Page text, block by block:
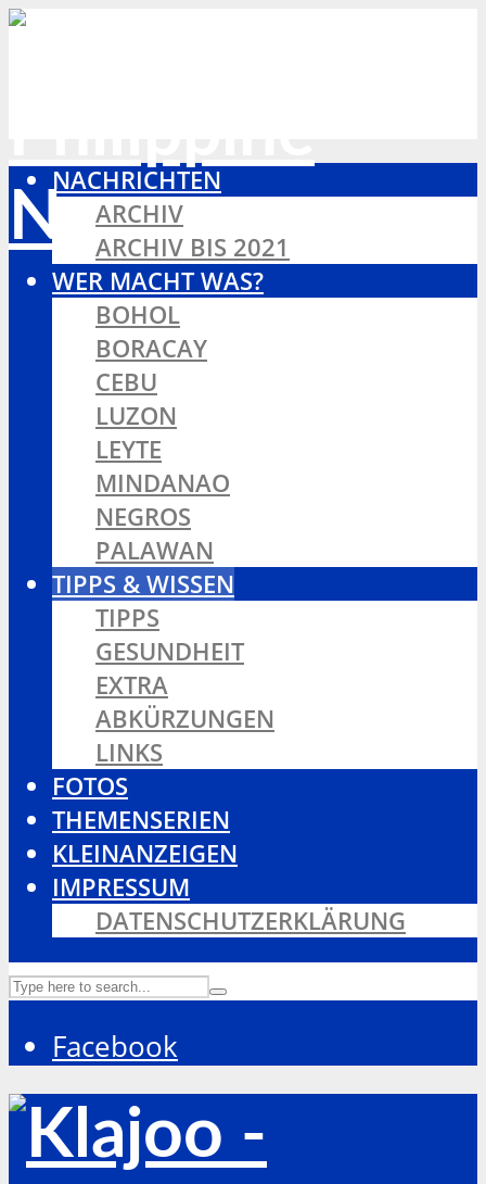
NACHRICHTEN
ARCHIV
ARCHIV BIS 2021
WER MACHT WAS?
BOHOL
BORACAY
CEBU
LUZON
LEYTE
MINDANAO
NEGROS
PALAWAN
TIPPS & WISSEN
TIPPS
GESUNDHEIT
EXTRA
ABKÜRZUNGEN
LINKS
FOTOS
THEMENSERIEN
KLEINANZEIGEN
IMPRESSUM
DATENSCHUTZERKLÄRUNG
Facebook